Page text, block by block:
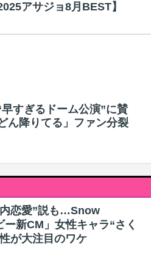
アサジョ8月BEST】
すぎるドーム公演”に賛
ん降りてる」ファン分裂
内恋愛”説も…Snow
ー新CM」女性キャラ“さく
が大注目のワケ